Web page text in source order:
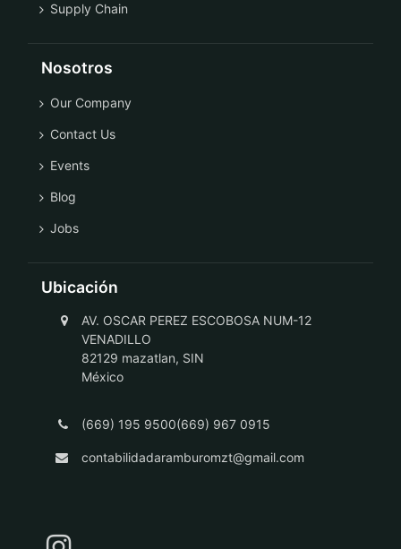
Supply Chain
Nosotros
Our Company
Contact Us
Events
Blog
Jobs
Ubicación
AV. OSCAR PEREZ ESCOBOSA NUM-12
VENADILLO
82129 mazatlan, SIN
México
(669) 195 9500(669) 967 0915
contabilidadaramburomzt@gmail.com